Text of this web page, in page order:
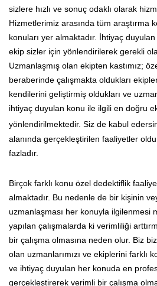
sizlere hızlı ve sonuç odaklı olarak
Hizmetlerimiz arasında tüm araştırma
konuları yer almaktadır. İhtiyaç
ekip sizler için yönlendirilerek gerekli
Uzmanlaşmış olan ekipten kastımız;
beraberinde çalışmakta oldukları
kendilerini geliştirmiş oldukları ve
ihtiyaç duyulan konu ile ilgili en doğru
yönlendirilmektedir. Siz de kabul
alanında gerçekleştirilen faaliyetler
fazladır.
Birçok farklı konu özel dedektiflik
almaktadır. Bu nedenle de bir kişinin
uzmanlaşması her konuyla ilgilenmesi
yapılan çalışmalarda ki verimliliği
bir çalışma olmasına neden olur. Biz
olan uzmanlarımızı ve ekiplerini farklı
ve ihtiyaç duyulan her konuda en
gerçekleştirerek verimli bir çalışma